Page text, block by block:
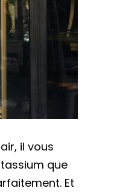
il vous
que
Et